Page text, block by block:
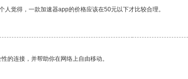
觉得，一款加速器app的价格应该在50元以下才比较合理。
的连接，并帮助你在网络上自由移动。